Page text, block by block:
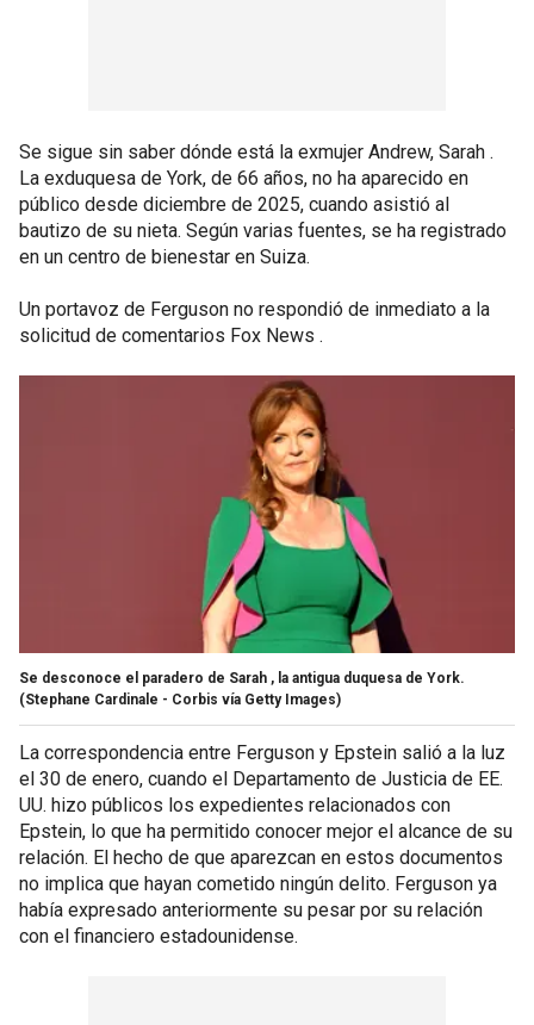
Se sigue sin saber dónde está la exmujer Andrew, Sarah .
La exduquesa de York, de 66 años, no ha aparecido en
público desde diciembre de 2025, cuando asistió al
bautizo de su nieta. Según varias fuentes, se ha registrado
en un centro de bienestar en Suiza.
Un portavoz de Ferguson no respondió de inmediato a la
solicitud de comentarios Fox News .
Se desconoce el paradero de Sarah , la antigua duquesa de York.
(Stephane Cardinale - Corbis vía Getty Images)
La correspondencia entre Ferguson y Epstein salió a la luz
el 30 de enero, cuando el Departamento de Justicia de EE.
UU. hizo públicos los expedientes relacionados con
Epstein, lo que ha permitido conocer mejor el alcance de su
relación. El hecho de que aparezcan en estos documentos
no implica que hayan cometido ningún delito. Ferguson ya
había expresado anteriormente su pesar por su relación
con el financiero estadounidense.